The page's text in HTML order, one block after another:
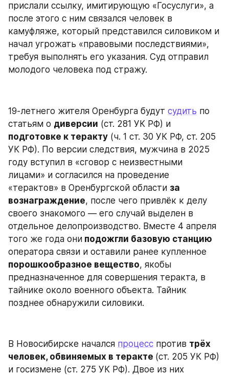
прислали ссылку, имитирующую «Госуслуги», а
после этого с ним связался человек в
камуфляже, который представился силовиком и
начал угрожать «правовыми последствиями»,
требуя выполнять его указания. Суд отправил
молодого человека под стражу.
19-летнего жителя Оренбурга будут судить по
статьям о диверсии
подготовке к теракту (ч. 1 ст. 30 УК РФ, ст. 205
УК РФ). По версии следствия, мужчина в 2025
году вступил в «сговор с неизвестными
лицами» и согласился на проведение
«терактов» в Оренбургской области за
вознаграждение, после чего привлёк к делу
своего знакомого — его случай выделен в
отдельное делопроизводство. Вместе 4 апреля
того же года они подожгли базовую станцию
порошкообразное вещество, якобы
предназначенное для совершения теракта, в
тайнике около военного объекта. Тайник
позднее обнаружили силовики.
В Новосибирске начался процесс против трёх
человек, обвиняемых в теракте (ст. 205 УК РФ)
и госизмене (ст. 275 УК РФ). Двое из них